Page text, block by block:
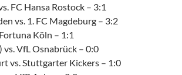
FC Hansa Rostock – 3:1
vs. 1. FC Magdeburg – 3:2
Köln – 1:1
vs. VfL Osnabrück – 0:0
vs. Stuttgarter Kickers – 1:0